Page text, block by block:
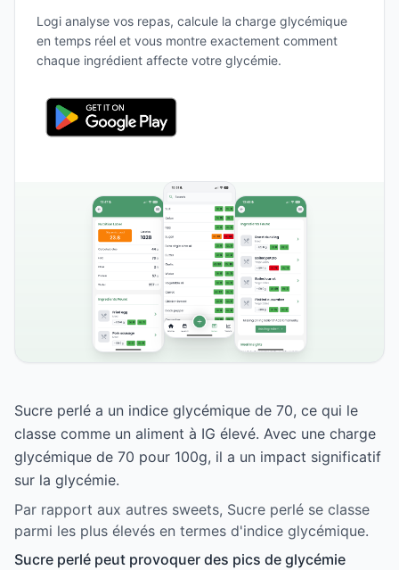
Logi analyse vos repas, calcule la charge glycémique
en temps réel et vous montre exactement comment
chaque ingrédient affecte votre glycémie.
Sucre perlé a un indice glycémique de 70, ce qui le
classe comme un aliment à IG élevé. Avec une charge
glycémique de 70 pour 100g, il a un impact significatif
sur la glycémie.
Par rapport aux autres sweets, Sucre perlé se classe
parmi les plus élevés en termes d'indice glycémique.
Sucre perlé peut provoquer des pics de glycémie